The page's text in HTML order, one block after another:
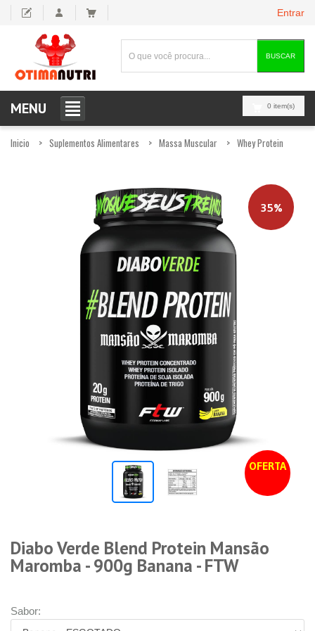
Entrar
BUSCAR
0 item(s)
MENU
Inicio Suplementos Alimentares Massa Muscular Whey Protein
35%
OFERTA
Diabo Verde Blend Protein Mansão
Maromba - 900g Banana - FTW
Sabor: